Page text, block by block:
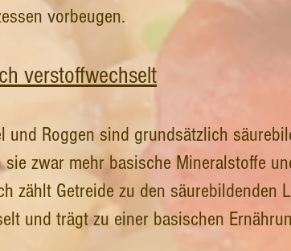
vorbeugen.
verstoffwechselt
und Roggen sind grundsätzlich
zwar mehr basische Mineralstoffe
zählt Getreide zu den säurebildenden
und trägt zu einer basischen